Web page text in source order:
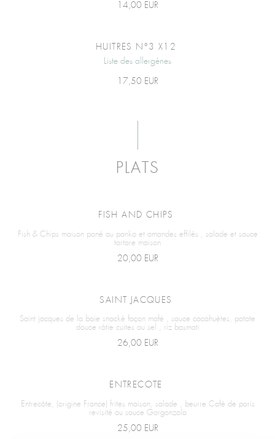
14,00 EUR
HUITRES N°3 X12
Liste des allergènes
17,50 EUR
PLATS
FISH AND CHIPS
Fish & Chips maison pané au panko et amandes effilés , salade et sauce
tartare maison
20,00 EUR
SAINT JACQUES
Saint jacques de la baie snacké façon mafé , sauce cacahuètes, patate
douce rôtie cuites au sel , riz basmati
26,00 EUR
ENTRECOTE
Entrecôte, (origine France) frites maison, salade , beurre Café de paris
revisité ou sauce Gorgonzola
25,00 EUR